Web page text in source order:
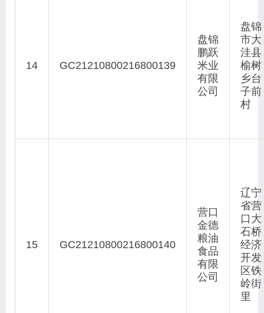
14 GC21210800216800139
盘锦
鹏跃
米业
有限
公司
盘锦
市大
洼县
榆树
乡台
子前
村
15 GC21210800216800140
营口
金德
粮油
食品
有限
公司
辽宁
省营
口大
石桥
经济
开发
区铁
岭街
里